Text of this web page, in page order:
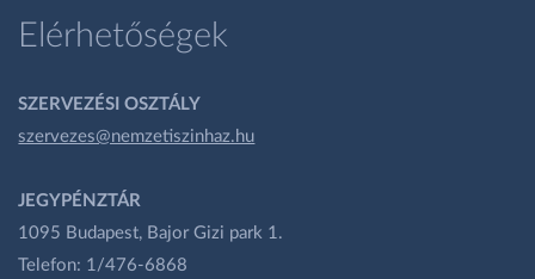
Elérhetőségek
SZERVEZÉSI OSZTÁLY
szervezes@nemzetiszinhaz.hu
JEGYPÉNZTÁR
1095 Budapest, Bajor Gizi park 1.
Telefon: 1/476-6868